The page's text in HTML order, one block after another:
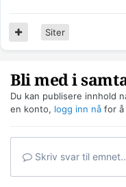
Siter
Bli med i
Du kan publisere innhold
en konto, logg inn nå for å
Skriv svar til